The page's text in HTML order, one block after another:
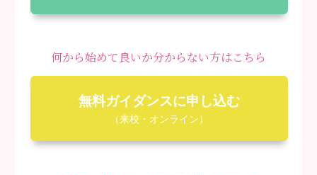
何から始めて良いか分からない方はこちら
無料ガイダンスに申し込む
（来校・オンライン）